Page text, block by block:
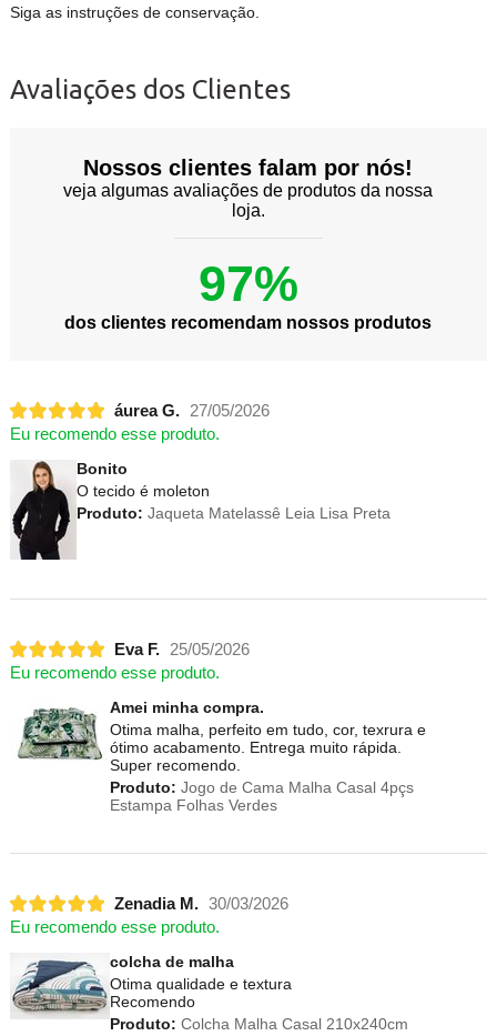
Siga as instruções de conservação.
Avaliações dos Clientes
Nossos clientes falam por nós!
veja algumas avaliações de produtos da nossa
loja.
97%
dos clientes recomendam nossos produtos
áurea G.
27/05/2026
Eu recomendo esse produto.
Bonito
O tecido é moleton
Produto: Jaqueta Matelassê Leia Lisa Preta
Eva F.
25/05/2026
Eu recomendo esse produto.
Amei minha compra.
Otima malha, perfeito em tudo, cor, texrura e
ótimo acabamento. Entrega muito rápida.
Super recomendo.
Produto: Jogo de Cama Malha Casal 4pçs
Estampa Folhas Verdes
Zenadia M. 30/03/2026
Eu recomendo esse produto.
colcha de malha
Otima qualidade e textura
Recomendo
Produto: Colcha Malha Casal 210x240cm